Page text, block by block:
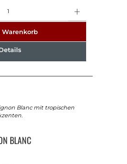
Warenkorb
Blanc mit tropischen
BLANC